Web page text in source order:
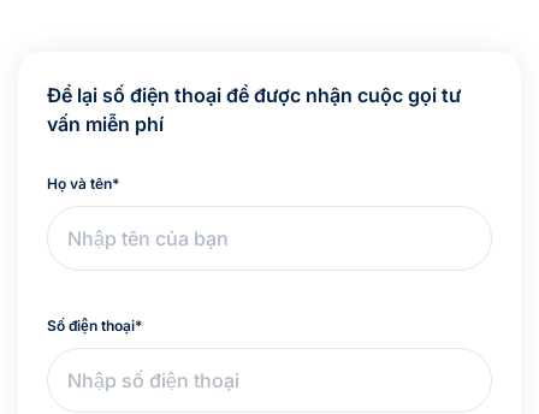
Để lại số điện thoại để được nhận cuộc gọi tư
vấn miễn phí
Họ và tên*
Số điện thoại*